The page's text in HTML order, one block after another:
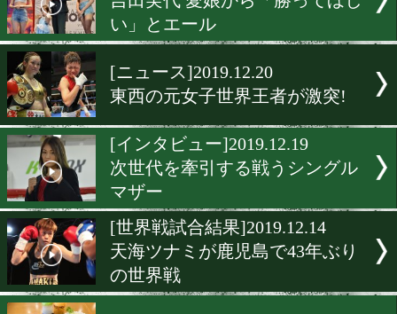
[発表会見]2019.12.27
チャオズ箕輪「噛みついて
る!」
[立ち話]2019.12.27
2階級制覇を狙う宮尾綾香
[公開練習]2019.12.26
吉田実代「ママは笑顔が一